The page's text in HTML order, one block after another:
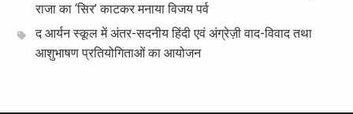
राजा का ‘सिर’ काटकर मनाया विजय पर्व
द आर्यन स्कूल में अंतर-सदनीय हिंदी एवं अंग्रेज़ी वाद-विवाद तथा
आशुभाषण प्रतियोगिताओं का आयोजन